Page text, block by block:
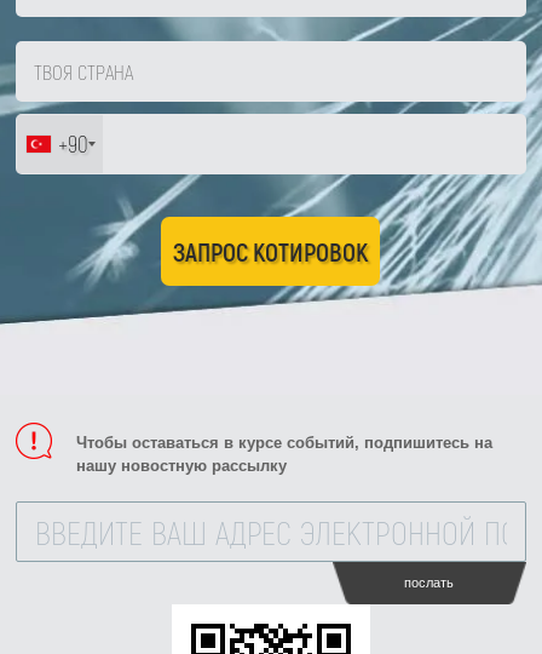
+90
ЗАПРОС КОТИРОВОК
Чтобы оставаться в курсе событий, подпишитесь на
нашу новостную рассылку
послать